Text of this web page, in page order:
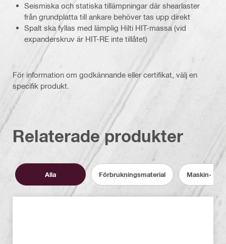
Seismiska och statiska tillämpningar där shearlaster
från grundplatta till ankare behöver tas upp direkt
Spalt ska fyllas med lämplig Hilti HIT-massa (vid
expanderskruv är HIT-RE inte tillåtet)
För information om godkännande eller certifikat, välj en
specifik produkt.
Relaterade produkter
Alla Förbrukningsmaterial Maskin-